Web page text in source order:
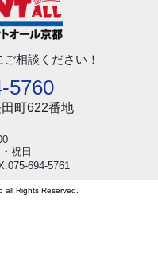
相談ください！
5760
町622番地
祝日
694-5761
all Rights Reserved.